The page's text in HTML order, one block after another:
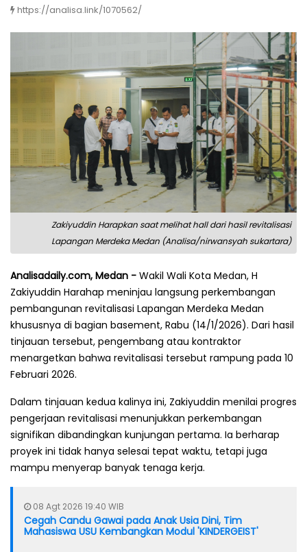
https://analisa.link/1070562/
Zakiyuddin Harapkan saat melihat hall dari hasil revitalisasi
Lapangan Merdeka Medan (Analisa/nirwansyah sukartara)
Analisadaily.com, Medan - Wakil Wali Kota Medan, H
Zakiyuddin Harahap meninjau langsung perkembangan
pembangunan revitalisasi Lapangan Merdeka Medan
khususnya di bagian basement, Rabu (14/1/2026). Dari hasil
tinjauan tersebut, pengembang atau kontraktor
menargetkan bahwa revitalisasi tersebut rampung pada 10
Februari 2026.
Dalam tinjauan kedua kalinya ini, Zakiyuddin menilai progres
pengerjaan revitalisasi menunjukkan perkembangan
signifikan dibandingkan kunjungan pertama. Ia berharap
proyek ini tidak hanya selesai tepat waktu, tetapi juga
mampu menyerap banyak tenaga kerja.
08 Agt 2026 19:40 WIB
Cegah Candu Gawai pada Anak Usia Dini, Tim
Mahasiswa USU Kembangkan Modul 'KINDERGEIST'